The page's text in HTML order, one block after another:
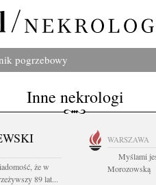
pogrzebowy
Inne nekrologi
że w
89 lat...
WARSZAWA
Myślami
Morozowską